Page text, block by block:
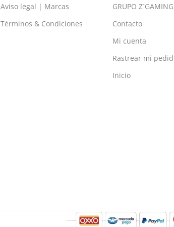
Aviso legal | Marcas
Términos & Condiciones
GRUPO Z´GAMING
Contacto
Mi cuenta
Rastrear mi
Inicio